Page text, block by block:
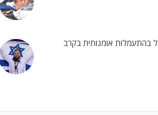
בהתעמלות אומנותית בקרב